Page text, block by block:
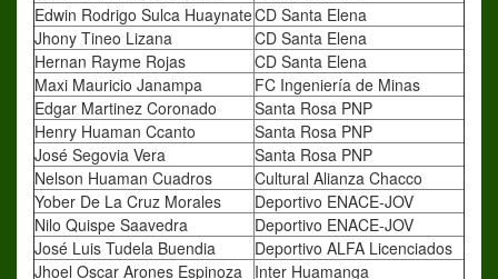
Edwin Rodrigo Sulca HuaynateCD Santa Elena
Jhony Tineo Lizana
CD Santa Elena
Hernan Rayme Rojas
CD Santa Elena
Maxi Mauricio Janampa
FC Ingeniería de Minas
Edgar Martinez Coronado
Santa Rosa PNP
Henry Huaman Ccanto
Santa Rosa PNP
José Segovia Vera
Santa Rosa PNP
Nelson Huaman Cuadros
Cultural Alianza Chacco
Yober De La Cruz Morales
Deportivo ENACE-JOV
Nilo Quispe Saavedra
Deportivo ENACE-JOV
José Luis Tudela Buendia
Deportivo ALFA Licenciados
Jhoel Oscar Arones Espinoza Inter Huamanga